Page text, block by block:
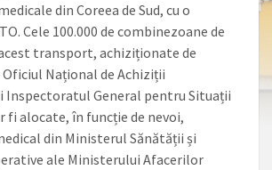
din Coreea de Sud, cu o
Cele 100.000 de combinezoane de
transport, achiziționate de
Național de Achiziții
Inspectoratul General pentru Situații
fi alocate, în funcție de nevoi,
din Ministerul Sănătății și
ale Ministerului Afacerilor